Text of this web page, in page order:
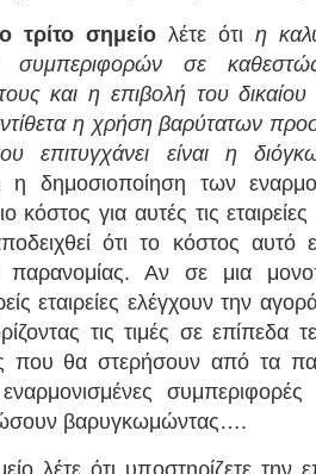
σημείο λέτε ότι η
συμπεριφορών σε
και η επιβολή του
η χρήση βαρύτατων
επιτυγχάνει είναι η
δημοσιοποίηση των
κόστος για αυτές τις
ότι το κόστος αυτό
παρανομίας. Αν σε μια
εταιρείες ελέγχουν την
τις τιμές σε
που θα στερήσουν από τα
βαρυγκωμώντας….
λέτε ότι υποστηρίζετε την